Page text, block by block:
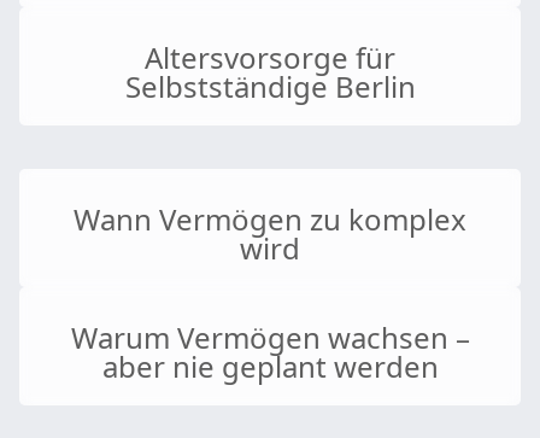
Altersvorsorge für
Selbstständige Berlin
Wann Vermögen zu komplex
wird
Warum Vermögen wachsen –
aber nie geplant werden